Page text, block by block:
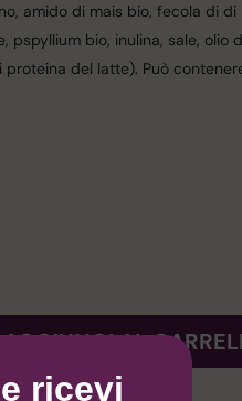
ricevi
amido di mais bio, fecola di
pspyllium bio, inulina, sale, olio
proteina del latte). Può
AGGIUNGI AL